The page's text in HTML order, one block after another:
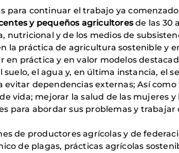
para continuar el trabajo ya
y pequeños agricultoresde las 30
y de los medios de
la práctica de agricultura sostenible y
práctica y en valor modelos
el agua y, en última instancia, el
dependencias externas; Así
vida; mejorar la salud de las mujeres
para abordar sus problemas y trabajar
de productores agrícolas y de
de plagas, prácticas agrícolas